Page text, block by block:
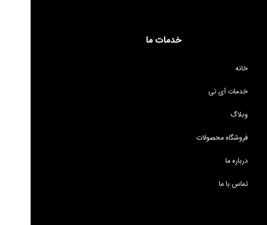
خدمات ما
خانه
خدمات آی تی
وبلاگ
فروشگاه محصولات
درباره ما
تماس با ما